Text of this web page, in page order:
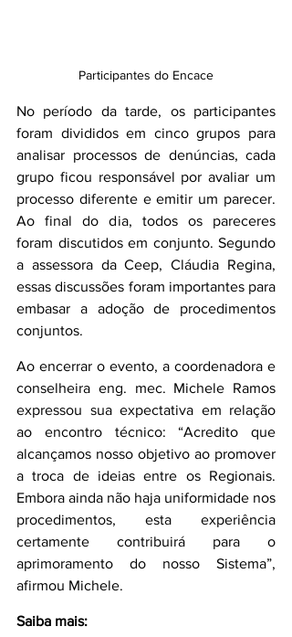
Participantes do Encace
No período da tarde, os participantes
foram divididos em cinco grupos para
analisar processos de denúncias, cada
grupo ficou responsável por avaliar um
processo diferente e emitir um parecer.
Ao final do dia, todos os pareceres
foram discutidos em conjunto. Segundo
a assessora da Ceep, Cláudia Regina,
essas discussões foram importantes para
embasar a adoção de procedimentos
conjuntos.
Ao encerrar o evento, a coordenadora e
conselheira eng. mec. Michele Ramos
expressou sua expectativa em relação
ao encontro técnico: “Acredito que
alcançamos nosso objetivo ao promover
a troca de ideias entre os Regionais.
Embora ainda não haja uniformidade nos
procedimentos, esta experiência
certamente contribuirá para o
aprimoramento do nosso Sistema”,
afirmou Michele.
Saiba mais: